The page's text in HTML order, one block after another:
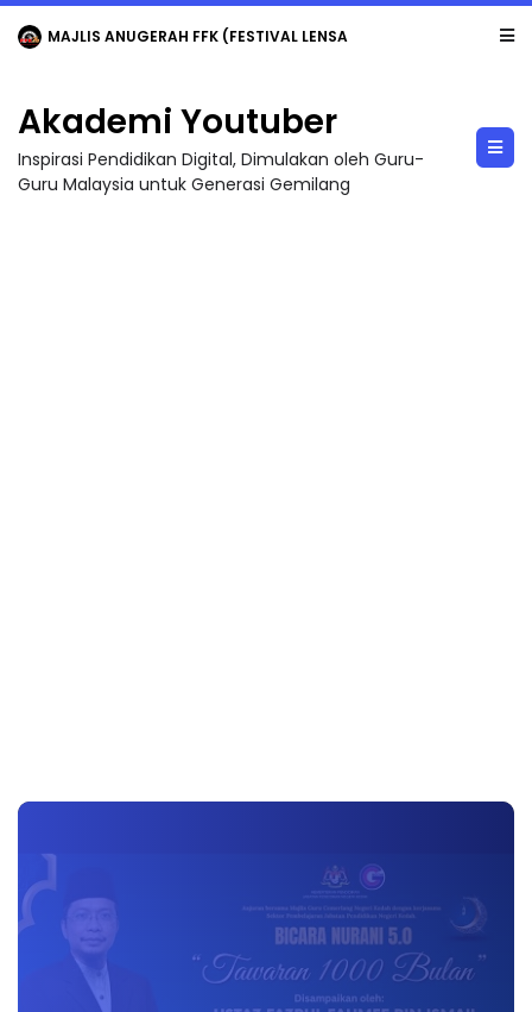
MAJLIS ANUGERAH FFK (FESTIVAL LENSA PENDIDIKAN - FLeP) 2026
Akademi Youtuber
Inspirasi Pendidikan Digital, Dimulakan oleh Guru-
Guru Malaysia untuk Generasi Gemilang